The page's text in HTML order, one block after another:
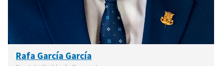
Rafa García García